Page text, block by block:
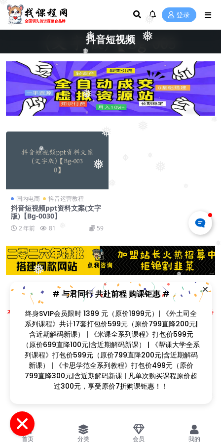
❅
❅
❅
❅
❅ ❅
❅
❅
❅
❅
❅
❅
❅
❅
❅
❅
❅
❅ ❅ 登录
抖音短视频
国内电商 抖音运营教程
抖音短视频ppt资料文案(文字
版)【Bg-0030】
2 年前 81 59
Copyright © 2023
- All rights reserved
本站支持课程资源互换，优质课程资源互换请联系微信在线客服：zkcw598 (备
注：课程互换)
闽ICP备2022077749号
首页 分类 会员 我的
# 与君同行 共赴前程 购课钜惠 #
终身SVIP会员限时 1399 元（原价1999元）| 《外土司全
系列课程》共计17套打包价599元（原价799直降200元|
含近期解码新课） | 《米课全系列课程》打包价599元
（原价699直降100元|含近期解码新课） | 《帮课大学全系
列课程》打包价599元（原价799直降200元|含近期解码
新课） | 《卡思学范全系列教程》打包价499元（原价
799直降300元|含近期解码新课 | 凡单次购买课程原价超
过300元，享受原价7折购课钜惠！！